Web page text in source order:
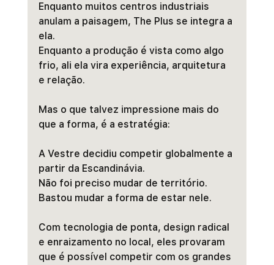
Enquanto muitos centros industriais
anulam a paisagem, The Plus se integra a
ela.
Enquanto a produção é vista como algo
frio, ali ela vira experiência, arquitetura
e relação.
Mas o que talvez impressione mais do
que a forma, é a estratégia:
A Vestre decidiu competir globalmente a
partir da Escandinávia.
Não foi preciso mudar de território.
Bastou mudar a forma de estar nele.
Com tecnologia de ponta, design radical
e enraizamento no local, eles provaram
que é possível competir com os grandes